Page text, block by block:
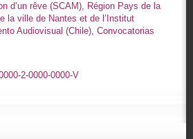
d’un rêve (SCAM), Région Pays de la
la ville de Nantes et de l’Institut
Audiovisual (Chile), Convocatorias
2-0000-0000-V